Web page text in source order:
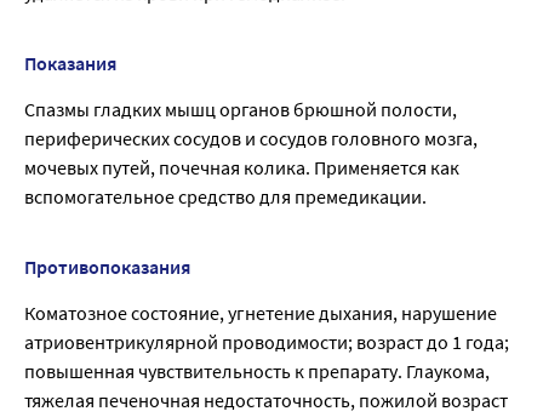
Показания
Спазмы гладких мышц органов брюшной полости,
периферических сосудов и сосудов головного мозга,
мочевых путей, почечная колика. Применяется как
вспомогательное средство для премедикации.
Противопоказания
Коматозное состояние, угнетение дыхания, нарушение
атриовентрикулярной проводимости; возраст до 1 года;
повышенная чувствительность к препарату. Глаукома,
тяжелая печеночная недостаточность, пожилой возраст